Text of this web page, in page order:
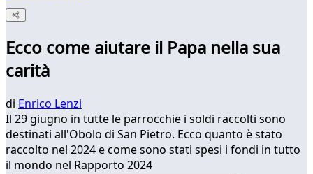
Ecco come aiutare il Papa nella sua
carità
di Enrico Lenzi
Il 29 giugno in tutte le parrocchie i soldi raccolti sono
destinati all'Obolo di San Pietro. Ecco quanto è stato
raccolto nel 2024 e come sono stati spesi i fondi in tutto
il mondo nel Rapporto 2024